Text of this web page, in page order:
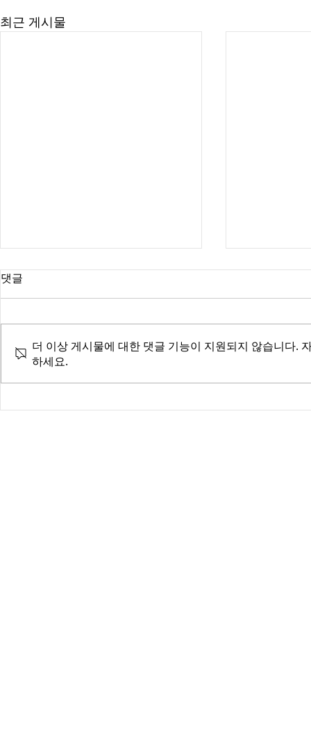
최근 게시물
1965년, 56년 전에 헤어진 이
녀 상태), 엄마(2021년 6월 사망,
초혼) 사이에서 태어났습니다. 제
가 4살 때 아버지가 돌아가시고 어
20년 만에
으로 감사합
잘 지내고 있
댓글
더 이상 게시물에 대한 댓글 기능이 지원되지 않습니다.
하세요.